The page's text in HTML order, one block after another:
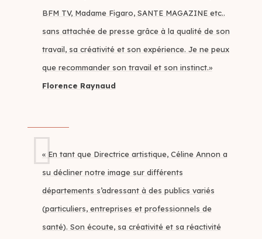
BFM TV, Madame Figaro, SANTE MAGAZINE etc..
sans attachée de presse grâce à la qualité de son
travail, sa créativité et son expérience. Je ne peux
que recommander son travail et son instinct.»
Florence Raynaud
« En tant que Directrice artistique, Céline Annon a
su décliner notre image sur différents
départements s’adressant à des publics variés
(particuliers, entreprises et professionnels de
santé). Son écoute, sa créativité et sa réactivité